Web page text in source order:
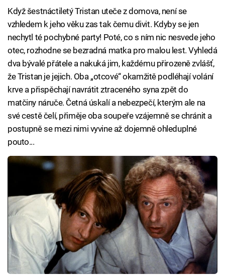
Když šestnáctiletý Tristan uteče z domova, není se
vzhledem k jeho věku zas tak čemu divit. Kdyby se jen
nechytl té pochybné party! Poté, co s ním nic nesvede jeho
otec, rozhodne se bezradná matka pro malou lest. Vyhledá
dva bývalé přátele a nakuká jim, každému přirozeně zvlášť,
že Tristan je jejich. Oba „otcové“ okamžitě podléhají volání
krve a přispěchají navrátit ztraceného syna zpět do
matčiny náruče. Četná úskalí a nebezpečí, kterým ale na
své cestě čelí, přiměje oba soupeře vzájemně se chránit a
postupně se mezi nimi vyvine až dojemně ohleduplné
pouto...